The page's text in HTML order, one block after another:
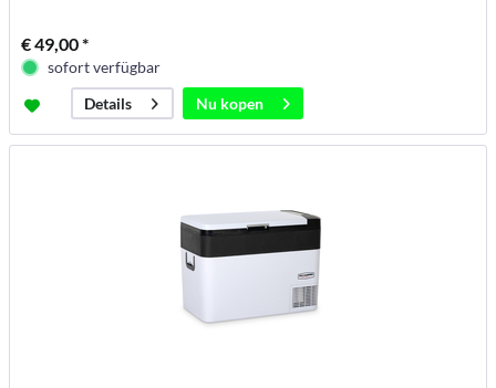
€ 49,00 *
sofort verfügbar
Details
Nu kopen